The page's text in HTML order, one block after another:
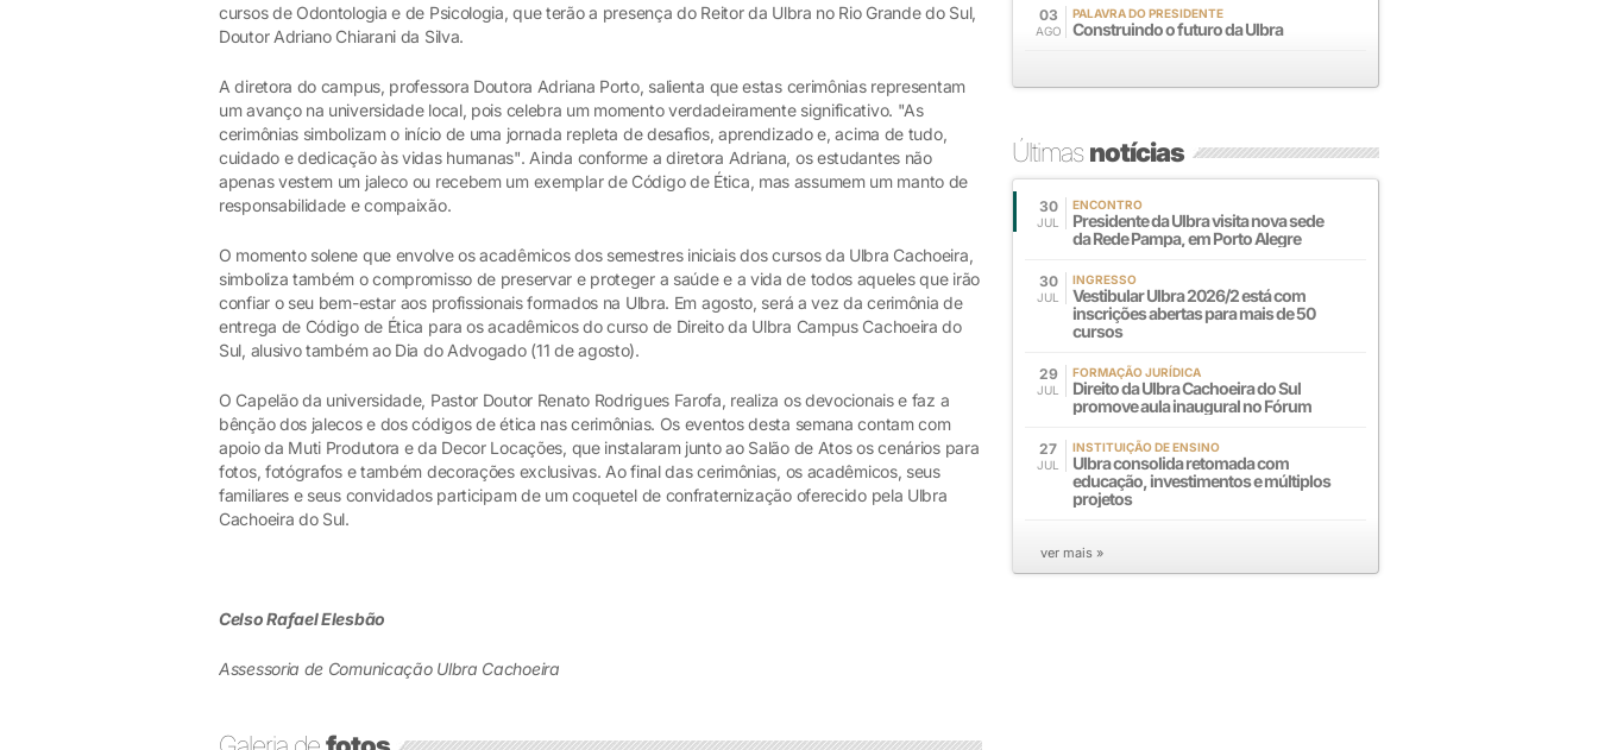
cursos de Odontologia e de Psicologia, que terão a presença do Reitor da Ulbra no Rio Grande do Sul,
Doutor Adriano Chiarani da Silva.
A diretora do campus, professora Doutora Adriana Porto, salienta que estas cerimônias representam
um avanço na universidade local, pois celebra um momento verdadeiramente significativo. "As
cerimônias simbolizam o início de uma jornada repleta de desafios, aprendizado e, acima de tudo,
cuidado e dedicação às vidas humanas". Ainda conforme a diretora Adriana, os estudantes não
apenas vestem um jaleco ou recebem um exemplar de Código de Ética, mas assumem um manto de
responsabilidade e compaixão.
O momento solene que envolve os acadêmicos dos semestres iniciais dos cursos da Ulbra Cachoeira,
simboliza também o compromisso de preservar e proteger a saúde e a vida de todos aqueles que irão
confiar o seu bem-estar aos profissionais formados na Ulbra. Em agosto, será a vez da cerimônia de
entrega de Código de Ética para os acadêmicos do curso de Direito da Ulbra Campus Cachoeira do
Sul, alusivo também ao Dia do Advogado (11 de agosto).
O Capelão da universidade, Pastor Doutor Renato Rodrigues Farofa, realiza os devocionais e faz a
bênção dos jalecos e dos códigos de ética nas cerimônias. Os eventos desta semana contam com
apoio da Muti Produtora e da Decor Locações, que instalaram junto ao Salão de Atos os cenários para
fotos, fotógrafos e também decorações exclusivas. Ao final das cerimônias, os acadêmicos, seus
familiares e seus convidados participam de um coquetel de confraternização oferecido pela Ulbra
Cachoeira do Sul.
Celso Rafael Elesbão
Assessoria de Comunicação Ulbra Cachoeira
03
AGO
PALAVRA DO PRESIDENTE
Construindo o futuro da Ulbra
Últimasnotícias
30
JUL
ENCONTRO
Presidente da Ulbra visita nova sede
da Rede Pampa, em Porto Alegre
30
JUL
INGRESSO
Vestibular Ulbra 2026/2 está com
inscrições abertas para mais de 50
cursos
29
JUL
FORMAÇÃO JURÍDICA
Direito da Ulbra Cachoeira do Sul
promove aula inaugural no Fórum
27
JUL
INSTITUIÇÃO DE ENSINO
Ulbra consolida retomada com
educação, investimentos e múltiplos
projetos
ver mais »